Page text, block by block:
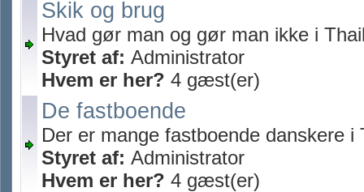
Skik og brug
Hvad gør man og gør man ikke i
Styret af: Administrator
Hvem er her? 4 gæst(er)
De fastboende
Der er mange fastboende danskere i
Styret af: Administrator
Hvem er her? 4 gæst(er)